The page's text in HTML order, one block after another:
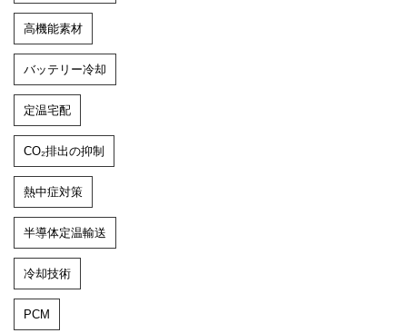
高機能素材
バッテリー冷却
定温宅配
CO₂排出の抑制
熱中症対策
半導体定温輸送
冷却技術
PCM